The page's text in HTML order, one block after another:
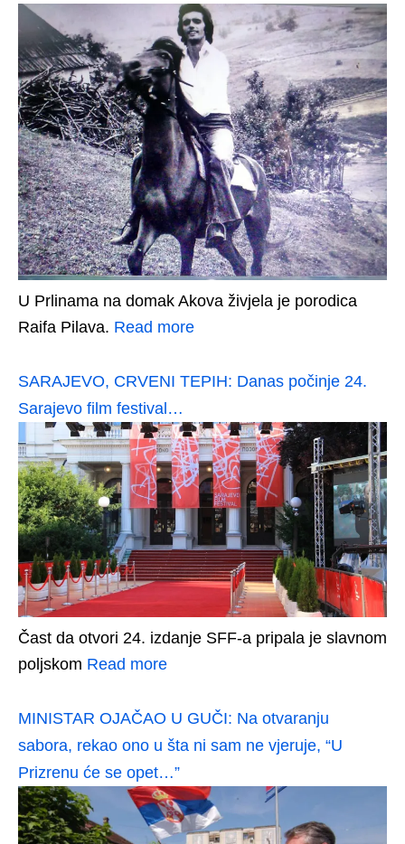
U Prlinama na domak Akova živjela je porodica
Raifa Pilava. Read more
SARAJEVO, CRVENI TEPIH: Danas počinje 24.
Sarajevo film festival…
Čast da otvori 24. izdanje SFF-a pripala je slavnom
poljskom Read more
MINISTAR OJAČAO U GUČI: Na otvaranju
sabora, rekao ono u šta ni sam ne vjeruje, “U
Prizrenu će se opet…”